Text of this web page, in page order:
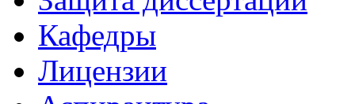
Кафедры
Лицензии